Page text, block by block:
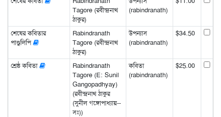
Tagore (রবীন্দ্রনাথ
ঠাকুর)
(rabindranath)
শেষের কবিতার
পাণ্ডুলিপি
Rabindranath
Tagore (রবীন্দ্রনাথ
ঠাকুর)
উপন্যাস
(rabindranath)
$34.50
শ্রেষ্ঠ কবিতা
Rabindranath
Tagore (E: Sunil
Gangopadhyay)
(রবীন্দ্রনাথ ঠাকুর
(সুনীল গঙ্গোপাধ্যায়--
সঃ))
কবিতা
(rabindranath)
$25.00